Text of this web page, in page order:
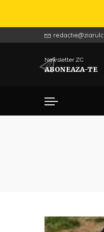
Newsletter ZC
ABONEAZA-TE